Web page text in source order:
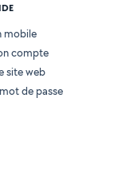
mobile
compte
site web
de passe